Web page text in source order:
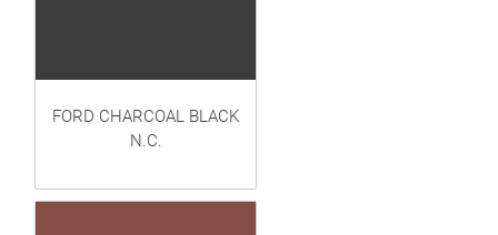
FORD CHARCOAL BLACK
N.C.